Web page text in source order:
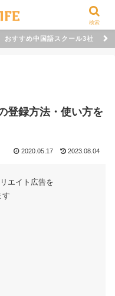
おすすめ中国語スクール3社
登録方法・使い方を
2020.05.17 2023.08.04
エイト広告を
す
検索